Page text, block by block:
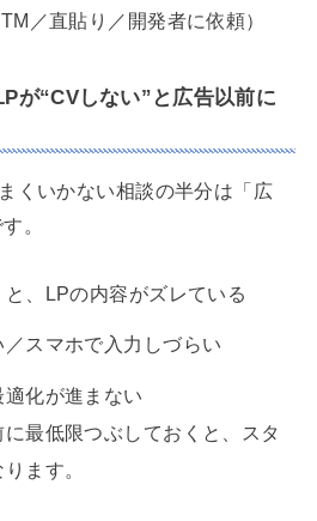
／直貼り／開発者に依頼）
が“CVしない”と広告以前に
くいかない相談の半分は「広
。
と、LPの内容がズレている
スマホで入力しづらい
化が進まない
最低限つぶしておくと、スタ
ます。